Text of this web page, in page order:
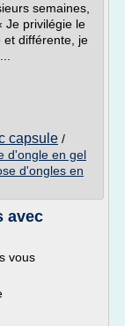
semaines,
Je privilégie le
et différente, je
capsule /
d'ongle en gel
d'ongles en
avec
vous